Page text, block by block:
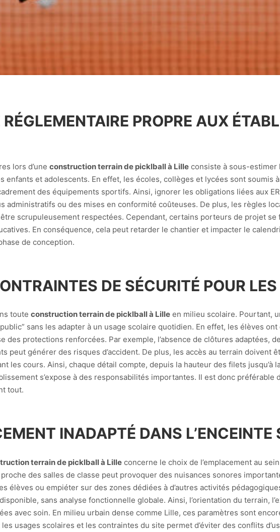
PROPRE AUX
lors d’une construction terrain de picklball à Lille consiste à sous-estimer
enfants et adolescents. En effet, les écoles, collèges et lycées sont soumis
des équipements sportifs. Ainsi, ignorer les obligations liées aux
administratifs ou des mises en conformité coûteuses. De plus, les règles
scrupuleusement respectées. Cependant, certains porteurs de projet
En conséquence, cela peut retarder le chantier et impacter le
de conception.
DE SÉCURITÉ POUR
toute construction terrain de picklball à Lille en milieu scolaire. Pourtant,
sans les adapter à un usage scolaire quotidien. En effet, les élèves
protections renforcées. Par exemple, l’absence de clôtures adaptées,
peut générer des risques d’accident. De plus, les accès au terrain doivent
les cours. Ainsi, chaque détail compte, depuis la hauteur des filets jusqu’à
s’expose à des responsabilités importantes. Il est donc préférable
tout.
INADAPTÉ DANS L’ENCEINTE
terrain de picklball à Lille concerne le choix de l’emplacement au
des salles de classe peut provoquer des nuisances sonores
élèves ou empiéter sur des zones dédiées à d’autres activités
sans analyse fonctionnelle globale. Ainsi, l’orientation du terrain,
avec soin. En milieu urbain dense comme Lille, ces paramètres sont
usages scolaires et les contraintes du site permet d’éviter des conflits